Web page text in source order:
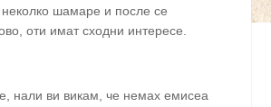
шамаре и после се
оти имат сходни интересе.
нали ви викам, че немах емисеа